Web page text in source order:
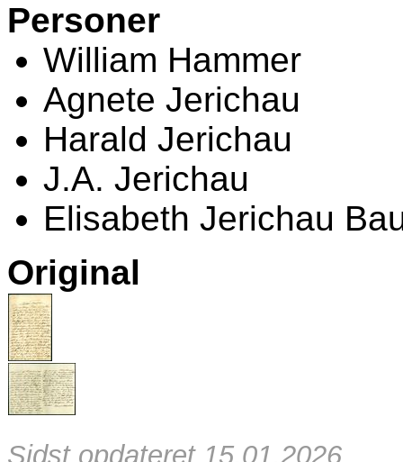
Personer
William Hammer
Agnete Jerichau
Harald Jerichau
J.A. Jerichau
Elisabeth Jerichau
Original
Sidst opdateret 15.01.2026